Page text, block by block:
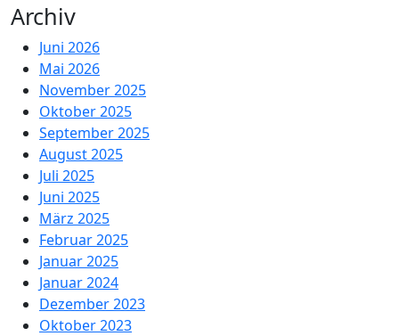
Archiv
Juni 2026
Mai 2026
November 2025
Oktober 2025
September 2025
August 2025
Juli 2025
Juni 2025
März 2025
Februar 2025
Januar 2025
Januar 2024
Dezember 2023
Oktober 2023